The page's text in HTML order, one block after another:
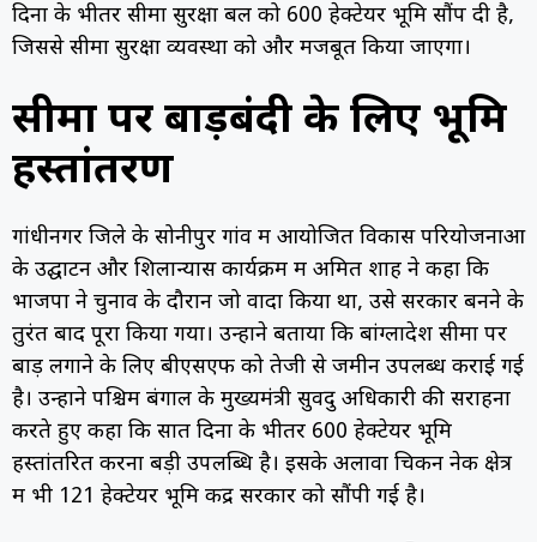
दिनों के भीतर सीमा सुरक्षा बल को 600 हेक्टेयर भूमि सौंप दी है,
जिससे सीमा सुरक्षा व्यवस्था को और मजबूत किया जाएगा।
सीमा पर बाड़बंदी के लिए भूमि
हस्तांतरण
गांधीनगर जिले के सोनीपुर गांव में आयोजित विकास परियोजनाओं
के उद्घाटन और शिलान्यास कार्यक्रम में अमित शाह ने कहा कि
भाजपा ने चुनाव के दौरान जो वादा किया था, उसे सरकार बनने के
तुरंत बाद पूरा किया गया। उन्होंने बताया कि बांग्लादेश सीमा पर
बाड़ लगाने के लिए बीएसएफ को तेजी से जमीन उपलब्ध कराई गई
है। उन्होंने पश्चिम बंगाल के मुख्यमंत्री सुवेंदु अधिकारी की सराहना
करते हुए कहा कि सात दिनों के भीतर 600 हेक्टेयर भूमि
हस्तांतरित करना बड़ी उपलब्धि है। इसके अलावा चिकन नेक क्षेत्र
में भी 121 हेक्टेयर भूमि केंद्र सरकार को सौंपी गई है।